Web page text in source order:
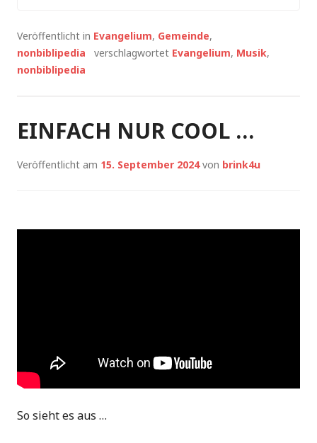
Veröffentlicht in Evangelium, Gemeinde,
nonbiblipedia
verschlagwortet Evangelium, Musik,
nonbiblipedia
EINFACH NUR COOL …
Veröffentlicht am 15. September 2024von brink4u
So sieht es aus …